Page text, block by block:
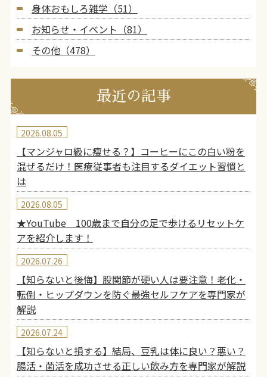
身体おもしろ雑学（51）
お知らせ・イベント（81）
その他（478）
最近の記事
【マンジャロ級に痩せる？】コーヒーにこの白い粉を
混ぜるだけ！医療従事者も注目するダイエット習慣と
は
2026.08.05
★YouTube 100歳まで自分の足で歩けるリセットケ
アを紹介します！
2026.08.05
【知らないと後悔】股関節が硬い人は要注意！老化・
転倒・ヒップダウンを防ぐ最強セルフケアを専門家が
解説
2026.07.26
【知らないと損する】結局、豆乳は体に良い？悪い？
腸活・菌活を成功させる正しい飲み方を専門家が解説
2026.07.24